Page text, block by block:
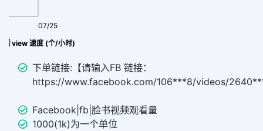
看 view 速度 (个/小时)
07/25
下单链接:【请输入FB 链接：
https://www.facebook.com/106***8/videos/
Facebook|fb|脸书视频观看量
1000(1k)为一个单位